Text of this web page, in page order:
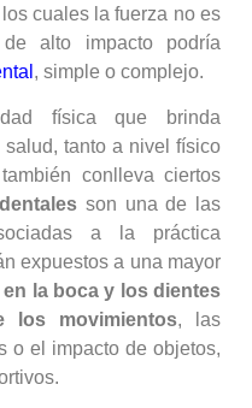
cuales la fuerza no es
alto impacto podría
, simple o complejo.
física que brinda
tanto a nivel físico
conlleva ciertos
son una de las
a la práctica
expuestos a una mayor
la boca y los dientes
los movimientos, las
o el impacto de objetos,